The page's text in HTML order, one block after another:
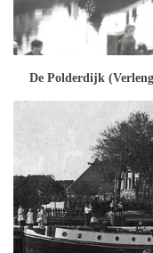
De Polderdijk